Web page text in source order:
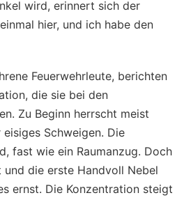
wird, erinnert sich der
hier, und ich habe den
Feuerwehrleute, berichten
die sie bei den
Zu Beginn herrscht meist
Schweigen. Die
fast wie ein Raumanzug. Doch
die erste Handvoll Nebel
ernst. Die Konzentration steigt